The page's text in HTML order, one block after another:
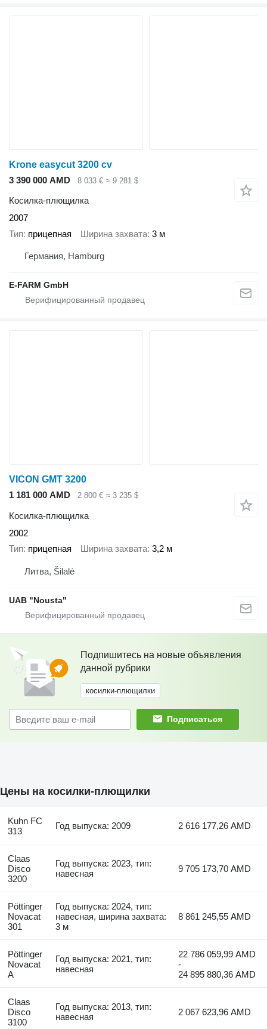
Krone easycut 3200 cv
3 390 000 AMD
8 033 € ≈ 9 281 $
Косилка-плющилка
2007
Тип прицепная Ширина захвата 3 м
Германия, Hamburg
E-FARM GmbH
VICON GMT 3200
1 181 000 AMD
2 800 € ≈ 3 235 $
Косилка-плющилка
2002
Тип прицепная Ширина захвата 3,2 м
Литва, Šilalė
UAB "Nousta"
Подпишитесь на новые объявления
данной рубрики
косилки-плющилки
Подписаться
Цены на косилки-плющилки
Kuhn FC
313
Год выпуска: 2009 2 616 177,26 AMD
Claas
Disco
3200
Год выпуска: 2023, тип:
навесная
9 705 173,70 AMD
Pöttinger
Novacat
301
Год выпуска: 2024, тип:
навесная, ширина захвата:
3 м
8 861 245,55 AMD
Pöttinger
Novacat
A
Год выпуска: 2021, тип:
навесная
22 786 059,99 AMD
-
24 895 880,36 AMD
Claas
Disco
3100
Год выпуска: 2013, тип:
навесная
2 067 623,96 AMD